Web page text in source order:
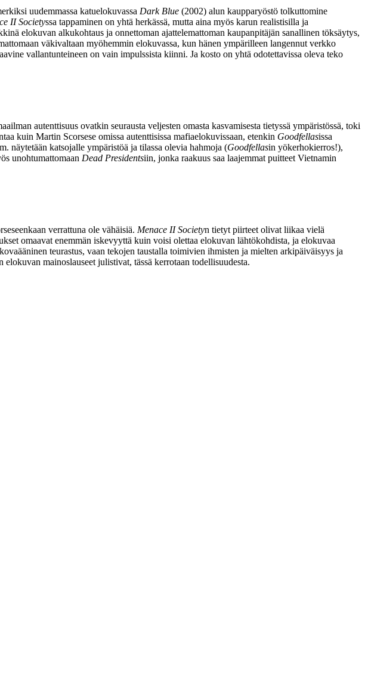
uudemmassa katuelokuvassa Dark Blue (2002) alun kaupparyöstö tolkuttomine
II Societyssa tappaminen on yhtä herkässä, mutta aina myös karun realistisilla ja
elokuvan alkukohtaus ja onnettoman ajattelemattoman kaupanpitäjän sanallinen töksäytys,
väkivaltaan myöhemmin elokuvassa, kun hänen ympärilleen langennut verkko
vallantunteineen on vain impulssista kiinni. Ja kosto on yhtä odotettavissa oleva teko
autenttisuus ovatkin seurausta veljesten omasta kasvamisesta tietyssä ympäristössä, toki
kuin Martin Scorsese omissa autenttisissa mafiaelokuvissaan, etenkin Goodfellasissa
näytetään katsojalle ympäristöä ja tilassa olevia hahmoja (Goodfellasin yökerhokierros!),
unohtumattomaan Dead Presidentsiin, jonka raakuus saa laajemmat puitteet Vietnamin
verrattuna ole vähäisiä. Menace II Societyn tietyt piirteet olivat liikaa vielä
omaavat enemmän iskevyyttä kuin voisi olettaa elokuvan lähtökohdista, ja elokuvaa
teurastus, vaan tekojen taustalla toimivien ihmisten ja mielten arkipäiväisyys ja
mainoslauseet julistivat, tässä kerrotaan todellisuudesta.